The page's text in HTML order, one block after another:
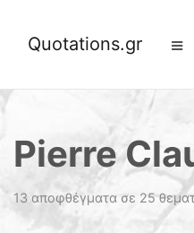
Quotations.gr
Pierre
13 αποφθέγματα σε 25